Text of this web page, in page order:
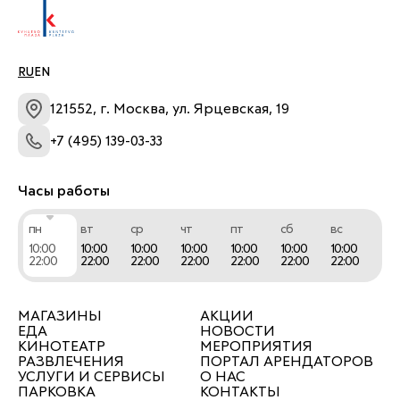
RU EN
121552, г. Москва, ул. Ярцевская, 19
+7 (495) 139-03-33
Часы работы
пн
10:00
22:00
вт
10:00
22:00
ср
10:00
22:00
чт
10:00
22:00
пт
10:00
22:00
сб
10:00
22:00
вс
10:00
22:00
МАГАЗИНЫ
ЕДА
КИНОТЕАТР
РАЗВЛЕЧЕНИЯ
УСЛУГИ И СЕРВИСЫ
ПАРКОВКА
АКЦИИ
НОВОСТИ
МЕРОПРИЯТИЯ
ПОРТАЛ АРЕНДАТОРОВ
О НАС
КОНТАКТЫ